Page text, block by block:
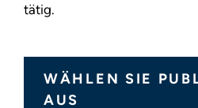
tätig.
WÄHLEN SIE
AUS